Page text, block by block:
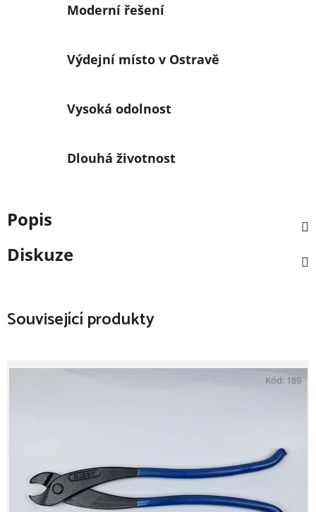
Moderní řešení
Výdejní místo v Ostravě
Vysoká odolnost
Dlouhá životnost
Popis
Diskuze
Související produkty
Kód: 189